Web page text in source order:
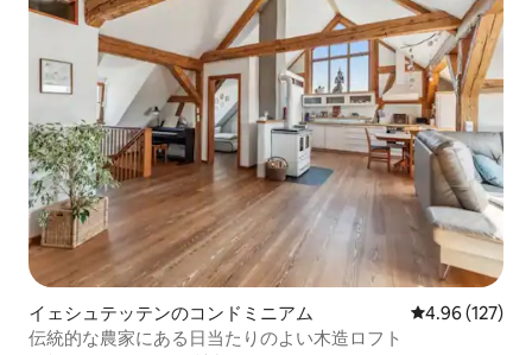
イェシュテッテンのコンドミニアム レビュー127
4.96 (127)
伝統的な農家にある日当たりのよい木造ロフト